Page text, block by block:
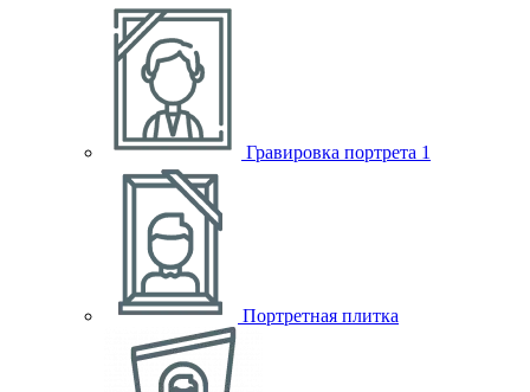
Гравировка портрета 1
Портретная плитка